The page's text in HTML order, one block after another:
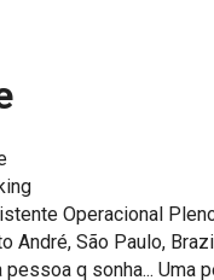
Operacional
André, São Paulo, Brazil
pessoa q sonha... Uma